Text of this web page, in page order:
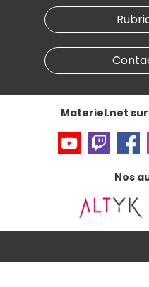
Materiel.net recrute
Notre programme
Partenariat & Sponsoring
Nos marques
Conditions générales de
Informations légales
Données personnelleset
Accessibilité : non
Materiel.net
Nos